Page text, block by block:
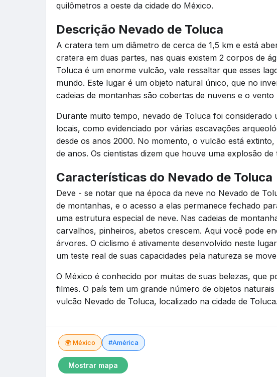
quilômetros a oeste da cidade do México.
Descrição Nevado de Toluca
A cratera tem um diâmetro de cerca de 1,5 km e está
cratera em duas partes, nas quais existem 2 corpos de
Toluca é um enorme vulcão, vale ressaltar que esses
mundo. Este lugar é um objeto natural único, que no
cadeias de montanhas são cobertas de nuvens e o
Durante muito tempo, nevado de Toluca foi
locais, como evidenciado por várias escavações
desde os anos 2000. No momento, o vulcão está
de anos. Os cientistas dizem que houve uma explosão
Características do Nevado de Toluca
Deve - se notar que na época da neve no Nevado de
de montanhas, e o acesso a elas permanece fechado
uma estrutura especial de neve. Nas cadeias de
carvalhos, pinheiros, abetos crescem. Aqui você pode
árvores. O ciclismo é ativamente desenvolvido neste
um teste real de suas capacidades pela natureza se
O México é conhecido por muitas de suas belezas, que
filmes. O país tem um grande número de objetos
vulcão Nevado de Toluca, localizado na cidade de Toluca.
🌍 México #América
Mostrar mapa